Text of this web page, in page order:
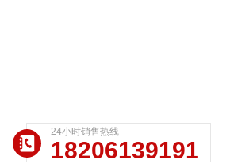
24小时销售热线
18206139191